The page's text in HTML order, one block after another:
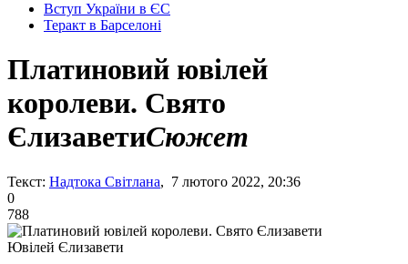
Вступ України в ЄС
Теракт в Барселоні
Платиновий ювілей
королеви. Свято
ЄлизаветиСюжет
Текст: Надтока Світлана, 7 лютого 2022, 20:36
0
788
Ювілей Єлизавети